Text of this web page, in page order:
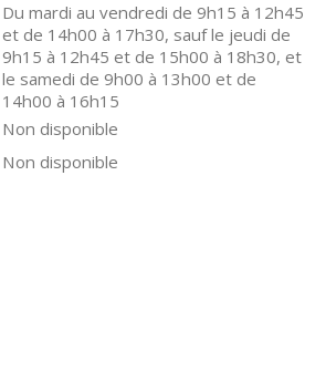
Du mardi au vendredi de 9h15 à 12h45
et de 14h00 à 17h30, sauf le jeudi de
9h15 à 12h45 et de 15h00 à 18h30, et
le samedi de 9h00 à 13h00 et de
14h00 à 16h15
Non disponible
Non disponible